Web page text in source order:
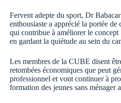
Fervent adepte du sport, Dr
enthousiaste a apprécié la portée de
qui contribue à améliorer le concept
en gardant la quiétude au sein du
Les membres de la CUBE disent
retombées économiques que peut
professionnel et vont continuer à
formation des jeunes sans ménager